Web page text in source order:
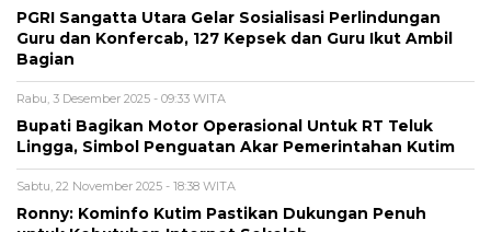
PGRI Sangatta Utara Gelar Sosialisasi Perlindungan
Guru dan Konfercab, 127 Kepsek dan Guru Ikut Ambil
Bagian
Rabu, 3 Desember 2025 - 09:33 WITA
Bupati Bagikan Motor Operasional Untuk RT Teluk
Lingga, Simbol Penguatan Akar Pemerintahan Kutim
Sabtu, 22 November 2025 - 18:38 WITA
Ronny: Kominfo Kutim Pastikan Dukungan Penuh